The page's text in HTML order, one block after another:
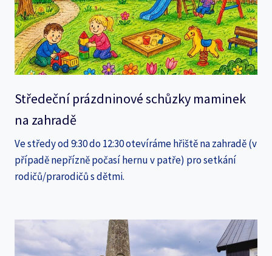
Středeční prázdninové schůzky maminek
na zahradě
Ve středy od 9:30 do 12:30 otevíráme hřiště na zahradě (v
případě nepřízně počasí hernu v patře) pro setkání
rodičů/prarodičů s dětmi.